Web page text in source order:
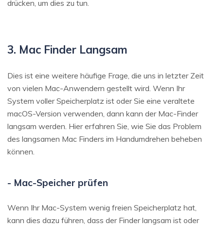
drücken, um dies zu tun.
3. Mac Finder Langsam
Dies ist eine weitere häufige Frage, die uns in letzter Zeit
von vielen Mac-Anwendern gestellt wird. Wenn Ihr
System voller Speicherplatz ist oder Sie eine veraltete
macOS-Version verwenden, dann kann der Mac-Finder
langsam werden. Hier erfahren Sie, wie Sie das Problem
des langsamen Mac Finders im Handumdrehen beheben
können.
- Mac-Speicher prüfen
Wenn Ihr Mac-System wenig freien Speicherplatz hat,
kann dies dazu führen, dass der Finder langsam ist oder